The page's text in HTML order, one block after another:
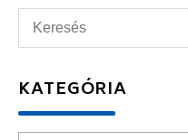
KATEGÓRIA